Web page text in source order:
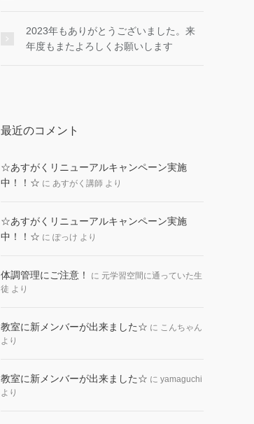
2023年もありがとうございました。来
年度もまたよろしくお願いします
最近のコメント
☆あすがくリニューアルキャンペーン実施
中！！☆ に あすがく講師 より
☆あすがくリニューアルキャンペーン実施
中！！☆ に ぽっけ より
体調管理にご注意！ に 元学習空間に通っていた生
徒 より
教室に新メンバーが出来ました☆ に こんちゃん
より
教室に新メンバーが出来ました☆ に yamaguchi
より